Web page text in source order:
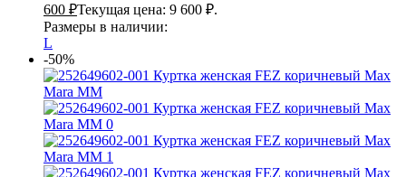
600 ₽Текущая цена: 9 600 ₽.
Размеры в наличии:
L
-50%